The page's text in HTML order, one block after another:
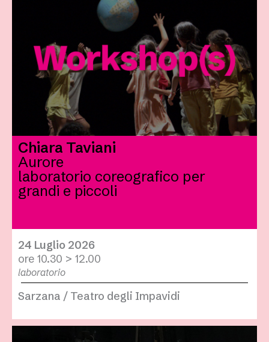
Chiara Taviani
Aurore
laboratorio coreografico per
grandi e piccoli
24 Luglio 2026
ore 10.30 > 12.00
laboratorio
Sarzana / Teatro degli Impavidi